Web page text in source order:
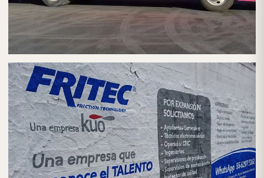
PUBLICIDAD EN AUTOBUSES
AUTOBÚS EN CDMX